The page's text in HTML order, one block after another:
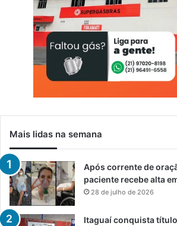
Mais lidas na semana
Após corrente de
paciente recebe alta
28 de julho de 2026
Itaguaí conquista